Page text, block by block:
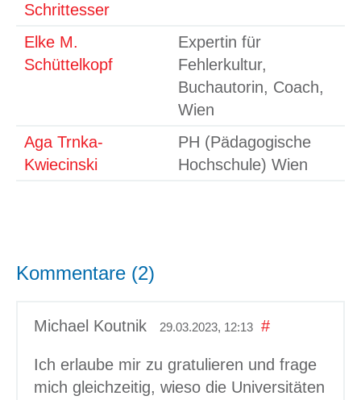
Schrittesser
Elke M.
Schüttelkopf
Expertin für
Fehlerkultur,
Buchautorin, Coach,
Wien
Aga Trnka-
Kwiecinski
PH (Pädagogische
Hochschule) Wien
Kommentare (2)
Michael Koutnik 29.03.2023, 12:13 #
Ich erlaube mir zu gratulieren und frage
mich gleichzeitig, wieso die Universitäten